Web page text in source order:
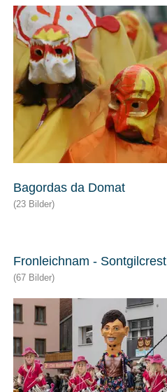
Bagordas da Domat
(23 Bilder)
Fronleichnam - Sontgilcrest
(67 Bilder)